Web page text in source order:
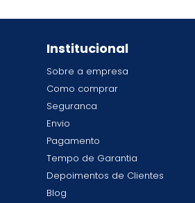
Institucional
Sobre a empresa
Como comprar
Seguranca
Envio
Pagamento
Tempo de Garantia
Depoimentos de Clientes
Blog